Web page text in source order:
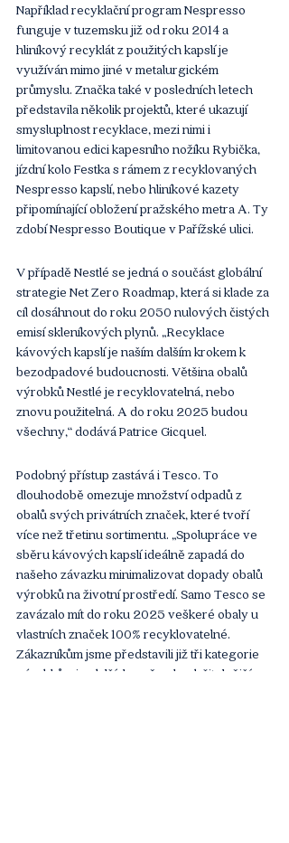
Například recyklační program Nespresso
funguje v tuzemsku již od roku 2014 a
hliníkový recyklát z použitých kapslí je
využíván mimo jiné v metalurgickém
průmyslu. Značka také v posledních letech
představila několik projektů, které ukazují
smysluplnost recyklace, mezi nimi i
limitovanou edici kapesního nožíku Rybička,
jízdní kolo Festka s rámem z recyklovaných
Nespresso kapslí, nebo hliníkové kazety
připomínající obložení pražského metra A. Ty
zdobí Nespresso Boutique v Pařížské ulici.
V případě Nestlé se jedná o součást globální
strategie Net Zero Roadmap, která si klade za
cíl dosáhnout do roku 2050 nulových čistých
emisí skleníkových plynů. „Recyklace
kávových kapslí je naším dalším krokem k
bezodpadové budoucnosti. Většina obalů
výrobků Nestlé je recyklovatelná, nebo
znovu použitelná. A do roku 2025 budou
všechny,“ dodává Patrice Gicquel.
Podobný přístup zastává i Tesco. To
dlouhodobě omezuje množství odpadů z
obalů svých privátních značek, které tvoří
více než třetinu sortimentu. „Spolupráce ve
sběru kávových kapslí ideálně zapadá do
našeho závazku minimalizovat dopady obalů
výrobků na životní prostředí. Samo Tesco se
zavázalo mít do roku 2025 veškeré obaly u
vlastních značek 100% recyklovatelné.
Zákazníkům jsme představili již tři kategorie
výrobků a i u dalších změnu k udržitelnějším